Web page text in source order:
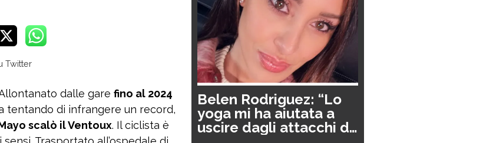
dalle gare fino al 2024
tentando di infrangere un record,
scalò il Ventoux. Il ciclista è
Belen Rodriguez: “Lo
yoga mi ha aiutata a
uscire dagli attacchi di